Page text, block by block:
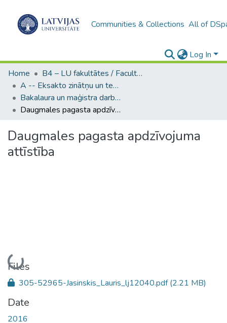
Communities & Collections All of
Log In
Home
B4 – LU fakultātes / Faculties of the UL
A -- Eksakto zinātņu un tehnoloģiju fakultāte / Faculty of Science and Technology
Bakalaura un maģistra darbi (EZTF) / Bachelor's and Master's theses
Daugmales pagasta apdzīvojuma attīstība
Daugmales pagasta apdzīvojuma
attīstība
Loading...
Files
305-52965-Jasinskis_Lauris_lj12040.pdf(2.21 MB)
Date
2016